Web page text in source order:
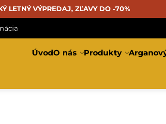
LETNÝ VÝPREDAJ, ZĽAVY DO -70%
ÚvodO nás Produkty